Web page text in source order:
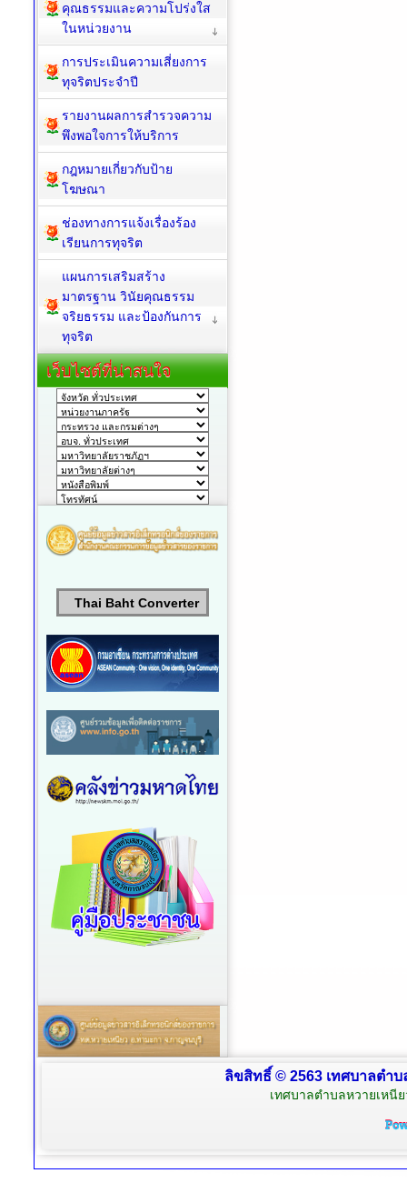
คุณธรรมและความโปร่งใส
ในหน่วยงาน
การประเมินความเสี่ยงการ
ทุจริตประจำปี
รายงานผลการสำรวจความ
พึงพอใจการให้บริการ
กฎหมายเกี่ยวกับป้าย
โฆษณา
ช่องทางการแจ้งเรื่องร้อง
เรียนการทุจริต
แผนการเสริมสร้าง
มาตรฐาน วินัยคุณธรรม
จริยธรรม และป้องกันการ
ทุจริต
เว็บไซต์ที่น่าสนใจ
Thai Baht Converter
ลิขสิทธิ์ © 2563 เทศบาลตำ
เทศบาลตำบลหวายเหนี